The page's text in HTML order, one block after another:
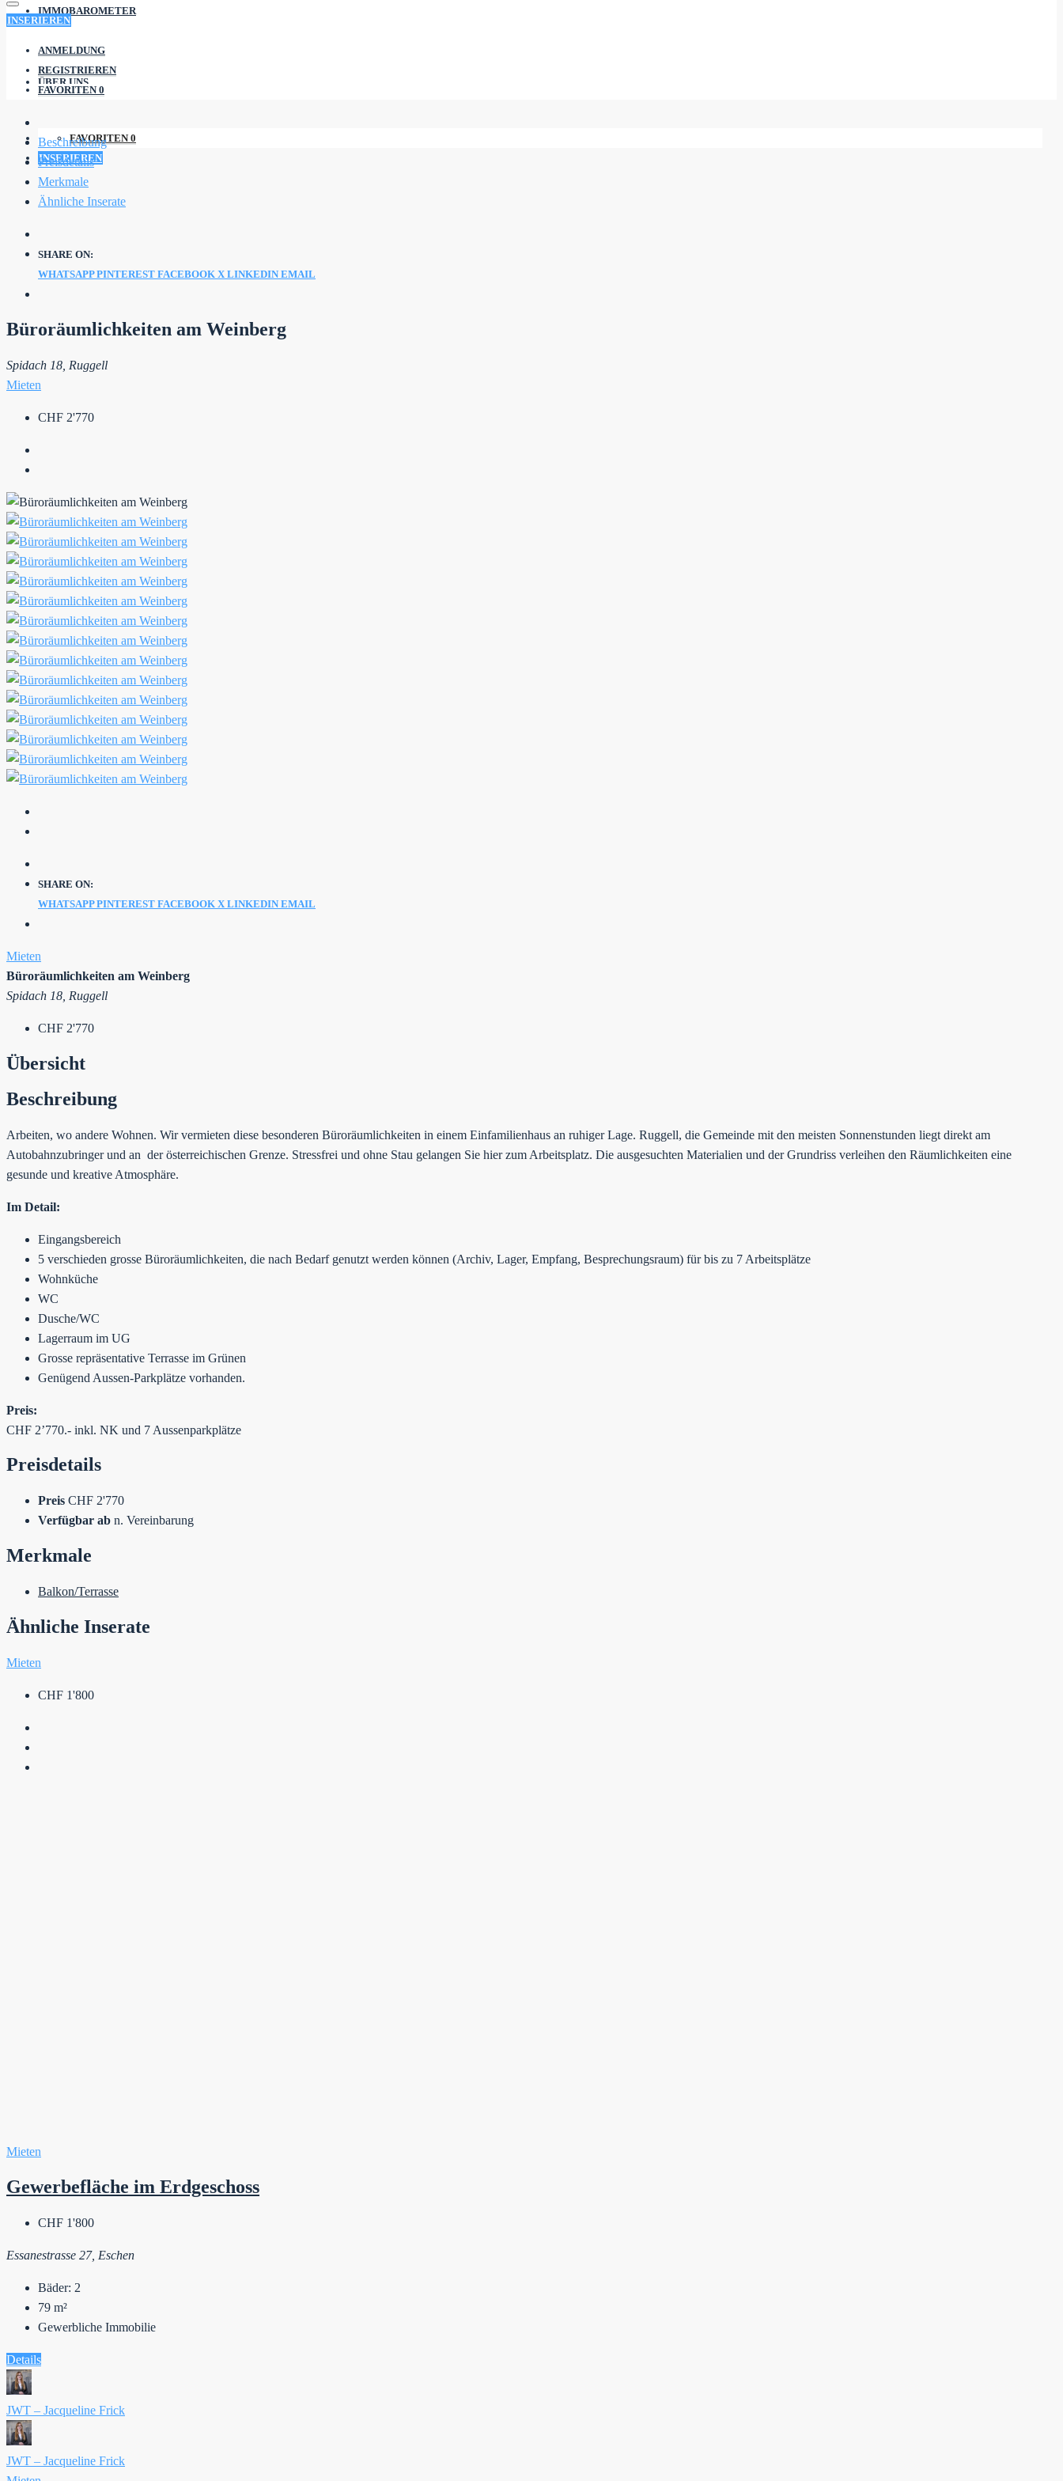
IMMOBAROMETER
ÜBER UNS
FAVORITEN 0
INSERIEREN
INSERIEREN
ANMELDUNG
REGISTRIEREN
FAVORITEN 0
Beschreibung
Preisdetails
Merkmale
Ähnliche Inserate
SHARE ON:
WHATSAPP PINTEREST FACEBOOK X LINKEDIN EMAIL
Büroräumlichkeiten am Weinberg
Spidach 18, Ruggell
Mieten
CHF 2'770
SHARE ON:
WHATSAPP PINTEREST FACEBOOK X LINKEDIN EMAIL
Mieten
Büroräumlichkeiten am Weinberg
Spidach 18, Ruggell
CHF 2'770
Übersicht
Beschreibung
Arbeiten, wo andere Wohnen. Wir vermieten diese besonderen Büroräumlichkeiten in einem Einfamilienhaus an ruhiger Lage. Ruggell, die Gemeinde mit den meisten Sonnenstunden liegt direkt am
Autobahnzubringer und an der österreichischen Grenze. Stressfrei und ohne Stau gelangen Sie hier zum Arbeitsplatz. Die ausgesuchten Materialien und der Grundriss verleihen den Räumlichkeiten eine
gesunde und kreative Atmosphäre.
Im Detail:
Eingangsbereich
5 verschieden grosse Büroräumlichkeiten, die nach Bedarf genutzt werden können (Archiv, Lager, Empfang, Besprechungsraum) für bis zu 7 Arbeitsplätze
Wohnküche
WC
Dusche/WC
Lagerraum im UG
Grosse repräsentative Terrasse im Grünen
Genügend Aussen-Parkplätze vorhanden.
Preis:
CHF 2’770.- inkl. NK und 7 Aussenparkplätze
Preisdetails
Preis CHF 2'770
Verfügbar ab n. Vereinbarung
Merkmale
Balkon/Terrasse
Ähnliche Inserate
Mieten
CHF 1'800
Mieten
Gewerbefläche im Erdgeschoss
CHF 1'800
Essanestrasse 27, Eschen
Bäder: 2
79 m²
Gewerbliche Immobilie
Details
JWT – Jacqueline Frick
JWT – Jacqueline Frick